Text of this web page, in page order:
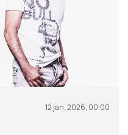
12 jan, 2026, 00:00